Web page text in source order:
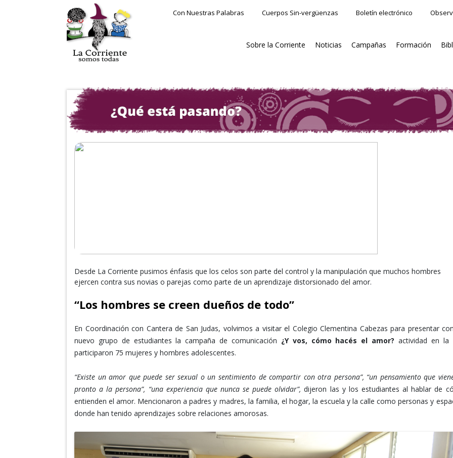
Con Nuestras Palabras Cuerpos Sin-vergüenzas Boletín electrónico
Sobre la Corriente Noticias Campañas Formación
Desde La Corriente pusimos énfasis que los celos son parte del control y la manipulación que muchos hombres
ejercen contra sus novias o parejas como parte de un aprendizaje distorsionado del amor.
“Los hombres se creen dueños de todo”
En Coordinación con Cantera de San Judas, volvimos a visitar el Colegio Clementina Cabezas para presentar
nuevo grupo de estudiantes la campaña de comunicación ¿Y vos, cómo hacés el amor? actividad en la
participaron 75 mujeres y hombres adolescentes.
“Existe un amor que puede ser sexual o un sentimiento de compartir con otra persona”, “un pensamiento que
pronto a la persona”, “una experiencia que nunca se puede olvidar”,dijeron las y los estudiantes al hablar de
entienden el amor. Mencionaron a padres y madres, la familia, el hogar, la escuela y la calle como personas y
donde han tenido aprendizajes sobre relaciones amorosas.